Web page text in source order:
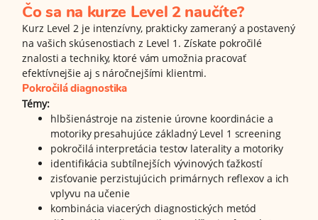
Čo sa na kurze Level 2 naučíte?
Kurz Level 2 je intenzívny, prakticky zameraný a postavený
na vašich skúsenostiach z Level 1. Získate pokročilé
znalosti a techniky, ktoré vám umožnia pracovať
efektívnejšie aj s náročnejšími klientmi.
Pokročilá diagnostika
Témy:
hlbšienástroje na zistenie úrovne koordinácie a
motoriky presahujúce základný Level 1 screening
pokročilá interpretácia testov laterality a motoriky
identifikácia subtílnejších vývinových ťažkostí
zisťovanie perzistujúcich primárnych reflexov a ich
vplyvu na učenie
kombinácia viacerých diagnostických metód